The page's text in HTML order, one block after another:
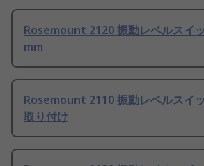
Rosemount 2120 振動レベルスイ
mm
Rosemount 2110 振動レベルスイ
取り付け